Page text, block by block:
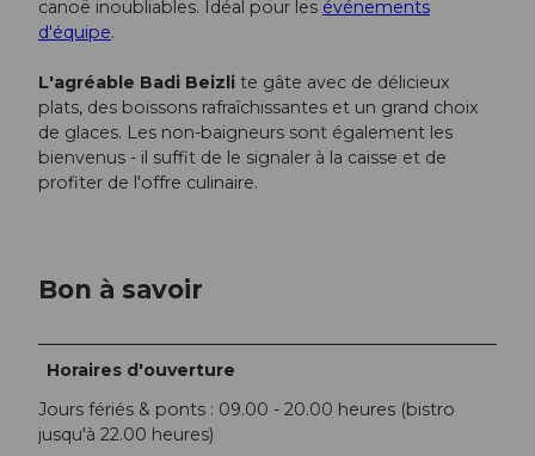
canoë inoubliables. Idéal pour les événements
d'équipe.
L'agréable Badi Beizli te gâte avec de délicieux
plats, des boissons rafraîchissantes et un grand choix
de glaces. Les non-baigneurs sont également les
bienvenus - il suffit de le signaler à la caisse et de
profiter de l'offre culinaire.
Bon à savoir
Horaires d'ouverture
Jours fériés & ponts : 09.00 - 20.00 heures (bistro
jusqu'à 22.00 heures)